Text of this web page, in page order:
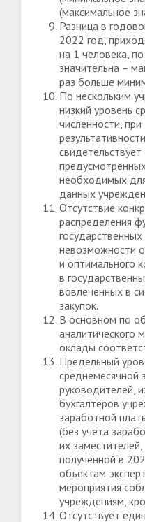
(максимальное
Разница в
2022 год,
на 1 человека,
значительна –
раз больше
По нескольким
низкий уровень
численности,
необходимых
данных
Отсутствие
распределения
невозможности
и оптимального
в
вовлеченных в
закупок.
В основном по
аналитического
оклады
Предельный
среднемесячной
руководителей,
бухгалтеров
заработной
(без учета
их
полученной в
объектам
мероприятия
учреждениям,
Отсутствует